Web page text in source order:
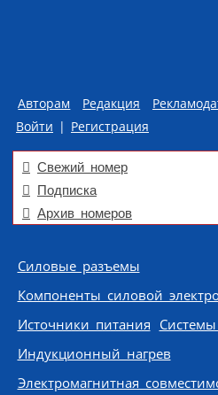
Авторам Редакция
Войти | Регистрация
Свежий номер
Подписка
Архив номеров
Skip to content
Силовые разъемы
Компоненты силовой
Источники питания
Индукционный нагрев
Электромагнитная